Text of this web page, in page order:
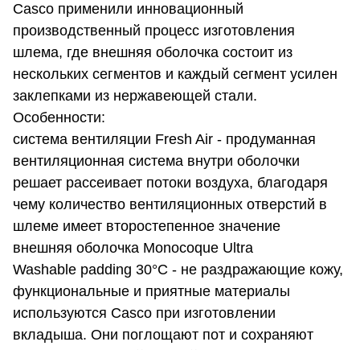
Casco применили инновационный
производственный процесс изготовления
шлема, где внешняя оболочка состоит из
нескольких сегментов и каждый сегмент усилен
заклепками из нержавеющей стали.
Особенности:
система вентиляции Fresh Air - продуманная
вентиляционная система внутри оболочки
решает рассеивает потоки воздуха, благодаря
чему количество вентиляционных отверстий в
шлеме имеет второстепенное значение
внешняя оболочка Monocoque Ultra
Washable padding 30°C - не раздражающие кожу,
функциональные и приятные материалы
используются Casco при изготовлении
вкладыша. Они поглощают пот и сохраняют